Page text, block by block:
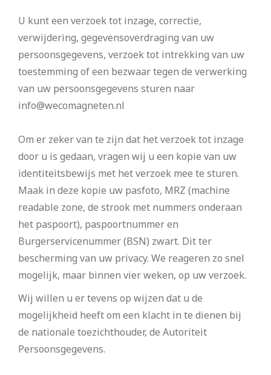
U kunt een verzoek tot inzage, correctie,
verwijdering, gegevensoverdraging van uw
persoonsgegevens, verzoek tot intrekking van uw
toestemming of een bezwaar tegen de verwerking
van uw persoonsgegevens sturen naar
info@wecomagneten.nl
Om er zeker van te zijn dat het verzoek tot inzage
door u is gedaan, vragen wij u een kopie van uw
identiteitsbewijs met het verzoek mee te sturen.
Maak in deze kopie uw pasfoto, MRZ (machine
readable zone, de strook met nummers onderaan
het paspoort), paspoortnummer en
Burgerservicenummer (BSN) zwart. Dit ter
bescherming van uw privacy. We reageren zo snel
mogelijk, maar binnen vier weken, op uw verzoek.
Wij willen u er tevens op wijzen dat u de
mogelijkheid heeft om een klacht in te dienen bij
de nationale toezichthouder, de Autoriteit
Persoonsgegevens.